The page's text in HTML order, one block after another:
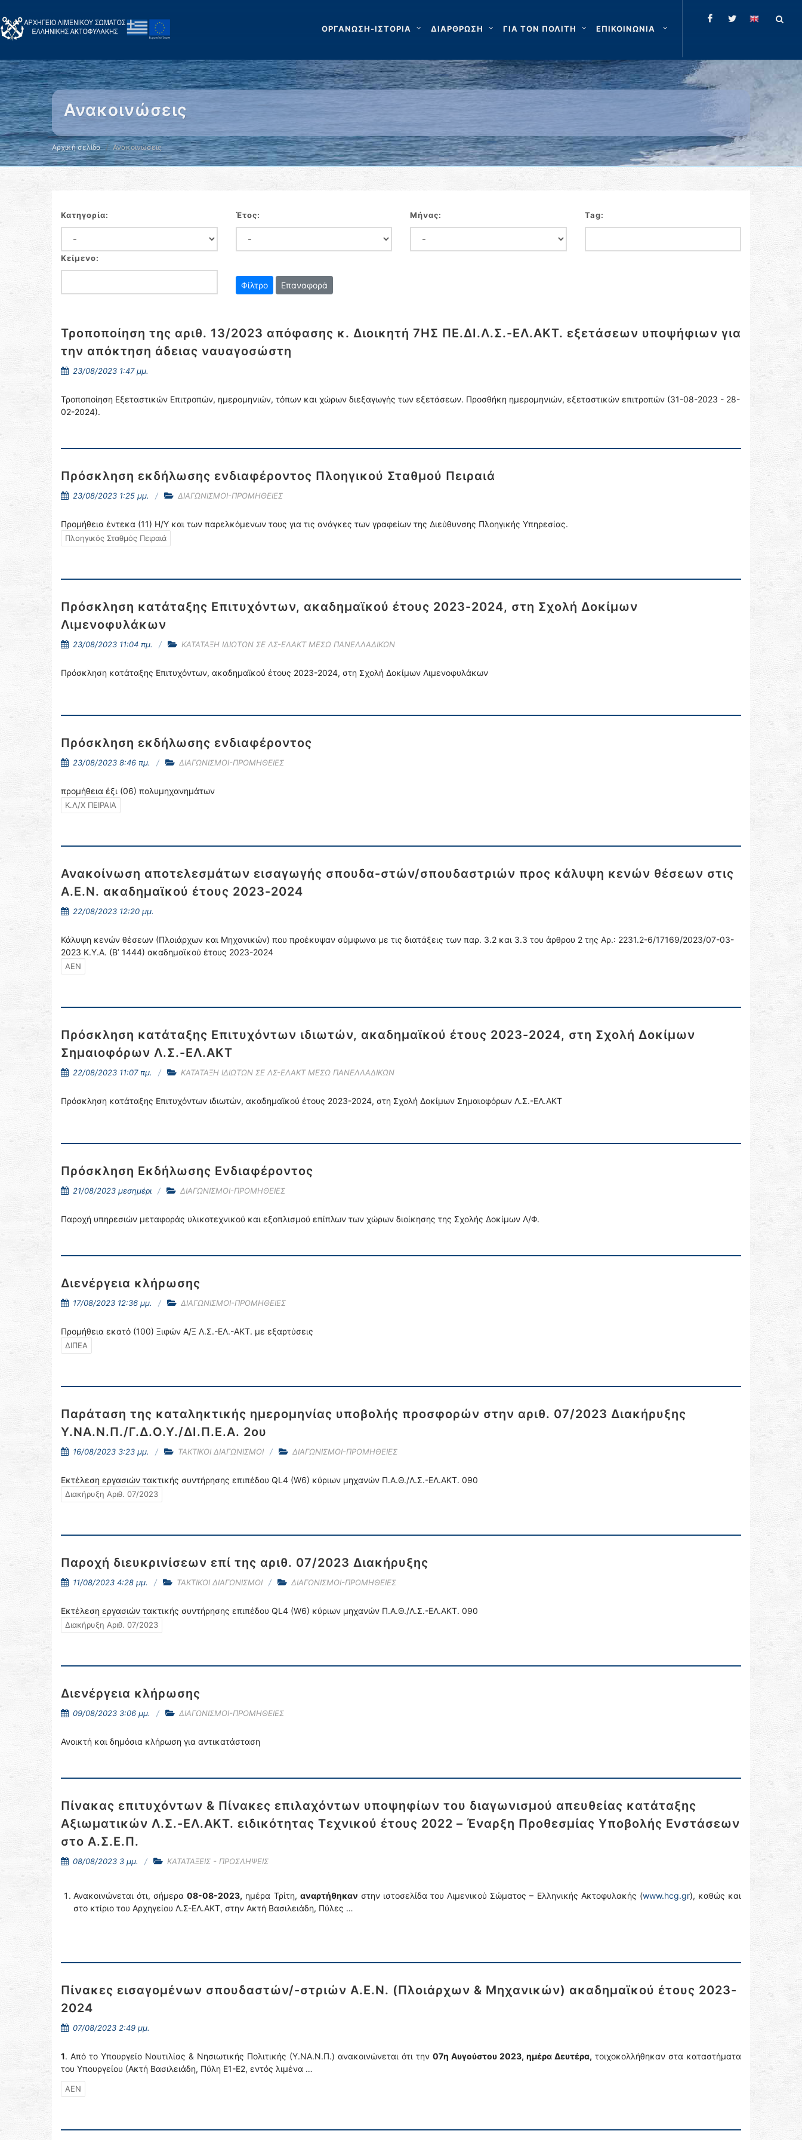
ΟΡΓΑΝΩΣΗ-ΙΣΤΟΡΙΑ ΔΙΑΡΘΡΩΣΗ ΓΙΑ ΤΟΝ ΠΟΛΙΤΗ ΕΠΙΚΟΙΝΩΝΙΑ
Ανακοινώσεις
Αρχική σελίδα Ανακοινώσεις
Κατηγορία: Έτος: Μήνας: Tag:
Κείμενο:
Επαναφορά
Τροποποίηση της αριθ. 13/2023 απόφασης κ. Διοικητή 7ΗΣ ΠΕ.ΔΙ.Λ.Σ.-ΕΛ.ΑΚΤ. εξετάσεων υποψήφιων για
την απόκτηση άδειας ναυαγοσώστη
23/08/2023 1:47 μμ.
Τροποποίηση Εξεταστικών Επιτροπών, ημερομηνιών, τόπων και χώρων διεξαγωγής των εξετάσεων. Προσθήκη ημερομηνιών, εξεταστικών επιτροπών (31-08-2023 - 28-
02-2024).
Πρόσκληση εκδήλωσης ενδιαφέροντος Πλοηγικού Σταθμού Πειραιά
23/08/2023 1:25 μμ. ΔΙΑΓΩΝΙΣΜΟΙ-ΠΡΟΜΗΘΕΙΕΣ
Προμήθεια έντεκα (11) Η/Υ και των παρελκόμενων τους για τις ανάγκες των γραφείων της Διεύθυνσης Πλοηγικής Υπηρεσίας.
Πλοηγικός Σταθμός Πειραιά
Πρόσκληση κατάταξης Επιτυχόντων, ακαδημαϊκού έτους 2023-2024, στη Σχολή Δοκίμων
Λιμενοφυλάκων
23/08/2023 11:04 πμ. ΚΑΤΑΤΑΞΗ ΙΔΙΩΤΩΝ ΣΕ ΛΣ-ΕΛΑΚΤ ΜΕΣΩ ΠΑΝΕΛΛΑΔΙΚΩΝ
Πρόσκληση κατάταξης Επιτυχόντων, ακαδημαϊκού έτους 2023-2024, στη Σχολή Δοκίμων Λιμενοφυλάκων
Πρόσκληση εκδήλωσης ενδιαφέροντος
23/08/2023 8:46 πμ. ΔΙΑΓΩΝΙΣΜΟΙ-ΠΡΟΜΗΘΕΙΕΣ
προμήθεια έξι (06) πολυμηχανημάτων
Κ.Λ/Χ ΠΕΙΡΑΙΑ
Ανακοίνωση αποτελεσμάτων εισαγωγής σπουδα-στών/σπουδαστριών προς κάλυψη κενών θέσεων στις
Α.Ε.Ν. ακαδημαϊκού έτους 2023-2024
22/08/2023 12:20 μμ.
Κάλυψη κενών θέσεων (Πλοιάρχων και Μηχανικών) που προέκυψαν σύμφωνα με τις διατάξεις των παρ. 3.2 και 3.3 του άρθρου 2 της Αρ.: 2231.2-6/17169/2023/07-03-
2023 Κ.Υ.Α. (Β’ 1444) ακαδημαϊκού έτους 2023-2024
ΑΕΝ
Πρόσκληση κατάταξης Επιτυχόντων ιδιωτών, ακαδημαϊκού έτους 2023-2024, στη Σχολή Δοκίμων
Σημαιοφόρων Λ.Σ.-ΕΛ.ΑΚΤ
22/08/2023 11:07 πμ. ΚΑΤΑΤΑΞΗ ΙΔΙΩΤΩΝ ΣΕ ΛΣ-ΕΛΑΚΤ ΜΕΣΩ ΠΑΝΕΛΛΑΔΙΚΩΝ
Πρόσκληση κατάταξης Επιτυχόντων ιδιωτών, ακαδημαϊκού έτους 2023-2024, στη Σχολή Δοκίμων Σημαιοφόρων Λ.Σ.-ΕΛ.ΑΚΤ
Πρόσκληση Εκδήλωσης Ενδιαφέροντος
21/08/2023 μεσημέρι ΔΙΑΓΩΝΙΣΜΟΙ-ΠΡΟΜΗΘΕΙΕΣ
Παροχή υπηρεσιών μεταφοράς υλικοτεχνικού και εξοπλισμού επίπλων των χώρων διοίκησης της Σχολής Δοκίμων Λ/Φ.
Διενέργεια κλήρωσης
17/08/2023 12:36 μμ. ΔΙΑΓΩΝΙΣΜΟΙ-ΠΡΟΜΗΘΕΙΕΣ
Προμήθεια εκατό (100) Ξιφών Α/Ξ Λ.Σ.-ΕΛ.-ΑΚΤ. με εξαρτύσεις
ΔΙΠΕΑ
Παράταση της καταληκτικής ημερομηνίας υποβολής προσφορών στην αριθ. 07/2023 Διακήρυξης
Υ.ΝΑ.Ν.Π./Γ.Δ.Ο.Υ./ΔΙ.Π.Ε.Α. 2ου
16/08/2023 3:23 μμ. ΤΑΚΤΙΚΟΙ ΔΙΑΓΩΝΙΣΜΟΙ ΔΙΑΓΩΝΙΣΜΟΙ-ΠΡΟΜΗΘΕΙΕΣ
Εκτέλεση εργασιών τακτικής συντήρησης επιπέδου QL4 (W6) κύριων μηχανών Π.Α.Θ./Λ.Σ.-ΕΛ.ΑΚΤ. 090
Διακήρυξη Αριθ. 07/2023
Παροχή διευκρινίσεων επί της αριθ. 07/2023 Διακήρυξης
11/08/2023 4:28 μμ. ΤΑΚΤΙΚΟΙ ΔΙΑΓΩΝΙΣΜΟΙ ΔΙΑΓΩΝΙΣΜΟΙ-ΠΡΟΜΗΘΕΙΕΣ
Εκτέλεση εργασιών τακτικής συντήρησης επιπέδου QL4 (W6) κύριων μηχανών Π.Α.Θ./Λ.Σ.-ΕΛ.ΑΚΤ. 090
Διακήρυξη Αριθ. 07/2023
Διενέργεια κλήρωσης
09/08/2023 3:06 μμ. ΔΙΑΓΩΝΙΣΜΟΙ-ΠΡΟΜΗΘΕΙΕΣ
Ανοικτή και δημόσια κλήρωση για αντικατάσταση
Πίνακας επιτυχόντων & Πίνακες επιλαχόντων υποψηφίων του διαγωνισμού απευθείας κατάταξης
Αξιωματικών Λ.Σ.-ΕΛ.ΑΚΤ. ειδικότητας Τεχνικού έτους 2022 – Έναρξη Προθεσμίας Υποβολής Ενστάσεων
στο Α.Σ.Ε.Π.
08/08/2023 3 μμ. ΚΑΤΑΤΑΞΕΙΣ - ΠΡΟΣΛΗΨΕΙΣ
Ανακοινώνεται ότι, σήμερα08-08-2023, ημέρα Τρίτη, αναρτήθηκαν στην ιστοσελίδα του Λιμενικού Σώματος – Ελληνικής Ακτοφυλακής (www.hcg.gr), καθώς και
στο κτίριο του Αρχηγείου Λ.Σ-ΕΛ.ΑΚΤ, στην Ακτή Βασιλειάδη, Πύλες …
Πίνακες εισαγομένων σπουδαστών/-στριών Α.Ε.Ν. (Πλοιάρχων & Μηχανικών) ακαδημαϊκού έτους 2023-
2024
07/08/2023 2:49 μμ.
1. Από το Υπουργείο Ναυτιλίας & Νησιωτικής Πολιτικής (Υ.ΝΑ.Ν.Π.) ανακοινώνεται ότι την 07η Αυγούστου 2023, ημέρα Δευτέρα, τοιχοκολλήθηκαν στα καταστήματα
του Υπουργείου (Ακτή Βασιλειάδη, Πύλη Ε1-Ε2, εντός λιμένα …
ΑΕΝ